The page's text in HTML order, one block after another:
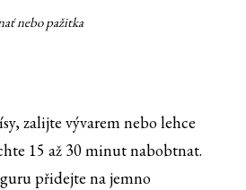
nebo pažitka
zalijte vývarem nebo lehce
15 až 30 minut nabobtnat.
přidejte na jemno